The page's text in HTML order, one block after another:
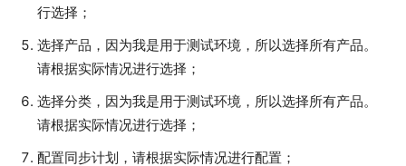
行选择；
选择产品，因为我是用于测试环境，所以选择所有产品。
请根据实际情况进行选择；
选择分类，因为我是用于测试环境，所以选择所有产品。
请根据实际情况进行选择；
配置同步计划，请根据实际情况进行配置；